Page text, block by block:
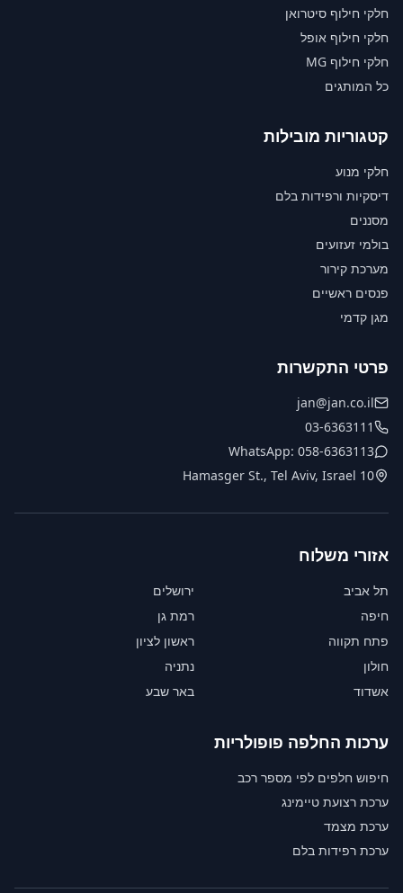
חלקי חילוף סיטרואן
חלקי חילוף אופל
חלקי חילוף MG
כל המותגים
קטגוריות מובילות
חלקי מנוע
דיסקיות ורפידות בלם
מסננים
בולמי זעזועים
מערכת קירור
פנסים ראשיים
מגן קדמי
פרטי התקשרות
jan@jan.co.il
03-6363111
WhatsApp: 058-6363113
10 Hamasger St., Tel Aviv, Israel
אזורי משלוח
תל אביב
ירושלים
חיפה
רמת גן
פתח תקווה
ראשון לציון
חולון
נתניה
אשדוד
באר שבע
ערכות החלפה פופולריות
חיפוש חלפים לפי מספר רכב
ערכת רצועת טיימינג
ערכת מצמד
ערכת רפידות בלם